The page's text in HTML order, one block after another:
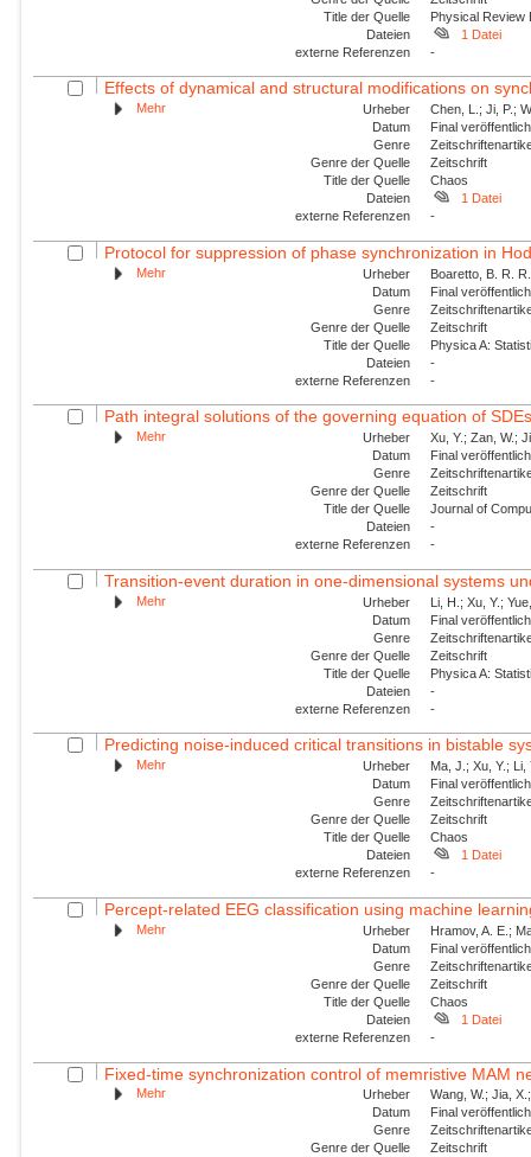
Title der Quelle
Physical Review
Dateien
1 Datei
externe Referenzen
-
Effects of dynamical and structural modifications on
Mehr Urheber
Chen, L.; Ji, P.;
Datum
Final
Genre
Genre der Quelle
Zeitschrift
Title der Quelle
Chaos
Dateien
1 Datei
externe Referenzen
-
Protocol for suppression of phase synchronization in
Mehr Urheber
Boaretto, B. R.
Datum
Final
Genre
Genre der Quelle
Zeitschrift
Title der Quelle
Physica A:
Dateien
-
externe Referenzen
-
Path integral solutions of the governing equation of
Mehr Urheber
Xu, Y.; Zan, W.;
Datum
Final
Genre
Genre der Quelle
Zeitschrift
Title der Quelle
Journal of
Dateien
-
externe Referenzen
-
Transition-event duration in one-dimensional systems
Mehr Urheber
Li, H.; Xu, Y.;
Datum
Final
Genre
Genre der Quelle
Zeitschrift
Title der Quelle
Physica A:
Dateien
-
externe Referenzen
-
Predicting noise-induced critical transitions in bistable
Mehr Urheber
Ma, J.; Xu, Y.; Li,
Datum
Final
Genre
Genre der Quelle
Zeitschrift
Title der Quelle
Chaos
Dateien
1 Datei
externe Referenzen
-
Percept-related EEG classification using machine
Mehr Urheber
Hramov, A. E.;
Datum
Final
Genre
Genre der Quelle
Zeitschrift
Title der Quelle
Chaos
Dateien
1 Datei
externe Referenzen
-
Fixed-time synchronization control of memristive MAM
Mehr Urheber
Wang, W.; Jia,
Datum
Final
Genre
Genre der Quelle
Zeitschrift